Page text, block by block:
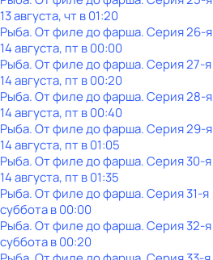
13 августа, чт в 01:20
Рыба. От филе до фарша. Серия 26-я
14 августа, пт в 00:00
Рыба. От филе до фарша. Серия 27-я
14 августа, пт в 00:20
Рыба. От филе до фарша. Серия 28-я
14 августа, пт в 00:40
Рыба. От филе до фарша. Серия 29-я
14 августа, пт в 01:05
Рыба. От филе до фарша. Серия 30-я
14 августа, пт в 01:35
Рыба. От филе до фарша. Серия 31-я
субботав00:00
Рыба. От филе до фарша. Серия 32-я
субботав00:20